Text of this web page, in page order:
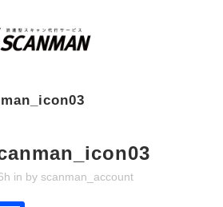
in by scanman_account